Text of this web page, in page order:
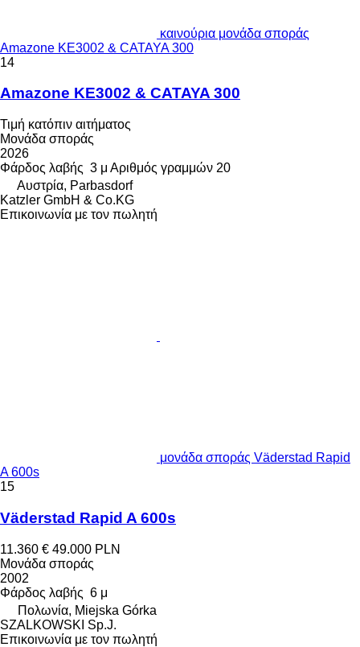
καινούρια μονάδα σποράς
Amazone KE3002 & CATAYA 300
14
Amazone KE3002 & CATAYA 300
Τιμή κατόπιν αιτήματος
Μονάδα σποράς
2026
Φάρδος λαβής 3 μ Αριθμός γραμμών 20
Αυστρία, Parbasdorf
Katzler GmbH & Co.KG
Επικοινωνία με τον πωλητή
μονάδα σποράς Väderstad Rapid
A 600s
15
Väderstad Rapid A 600s
11.360 € 49.000 PLN
Μονάδα σποράς
2002
Φάρδος λαβής 6 μ
Πολωνία, Miejska Górka
SZALKOWSKI Sp.J.
Επικοινωνία με τον πωλητή